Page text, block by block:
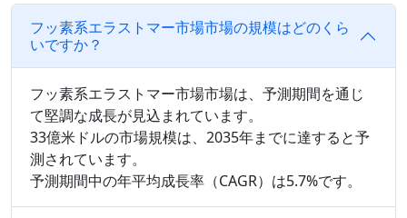
フッ素系エラストマー市場市場の規模はどのくら
いですか？
フッ素系エラストマー市場市場は、予測期間を通じ
て堅調な成長が見込まれています。
33億米ドルの市場規模は、2035年までに達すると予
測されています。
予測期間中の年平均成長率（CAGR）は5.7%です。